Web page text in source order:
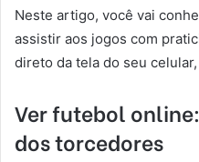
Neste artigo, você vai
assistir aos jogos com
direto da tela do seu
Ver futebol
dos torcedores